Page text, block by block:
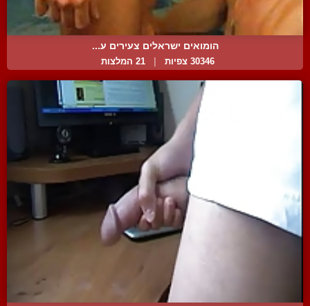
הומואים ישראלים צעירים ע...
30346 צפיות | 21 המלצות